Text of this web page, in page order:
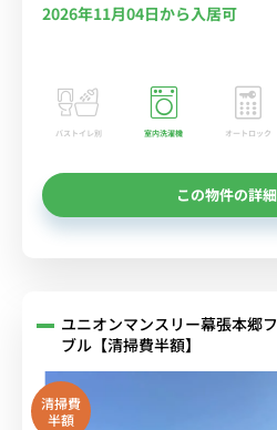
2026年11月04日から入居可
バストイレ別 室内洗濯機 オートロック
この物件の詳
ユニオンマンスリー幕張本郷
ブル【清掃費半額】
清掃費
半額